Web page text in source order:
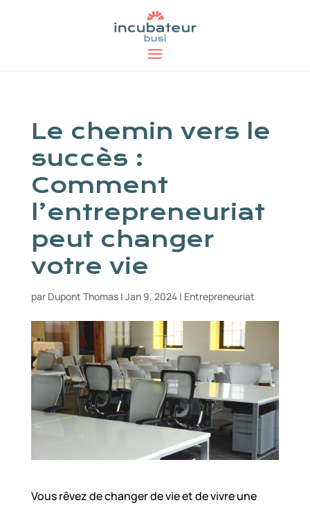
Le chemin vers le
succès :
Comment
l’entrepreneuriat
peut changer
votre vie
par Dupont Thomas| Jan 9, 2024| Entrepreneuriat
Vous rêvez de changer de vie et de vivre une